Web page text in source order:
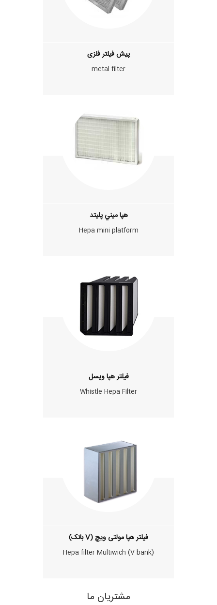
پيش فيلتر فلزی
metal filter
هپا ميني پليتد
Hepa mini platform
فیلتر هپا ویسل
Whistle Hepa Filter
فیلتر هپا مولتی ویچ (V بانک)
Hepa filter Multiwich (V bank)
مشتریان ما